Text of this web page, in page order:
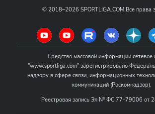
© 2018–2026 SPORTLIGA.COM Все права
Средство массовой информации сетевое
"www.sportliga.com" зарегистрировано
надзору в сфере связи, информационных
коммуникаций (Роскомнадзор).
Реестровая запись Эл № ФС 77-79006 от